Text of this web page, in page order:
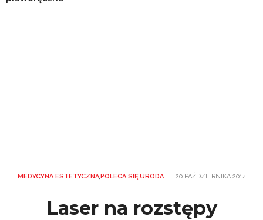
MEDYCYNA ESTETYCZNA,POLECA SIĘ,URODA 20 PAŹDZIERNIKA 2014
Laser na rozstępy